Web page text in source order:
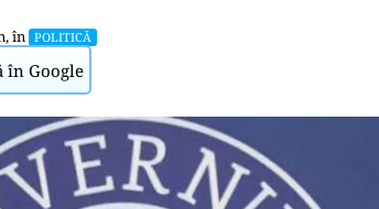
, în POLITICĂ
în Google